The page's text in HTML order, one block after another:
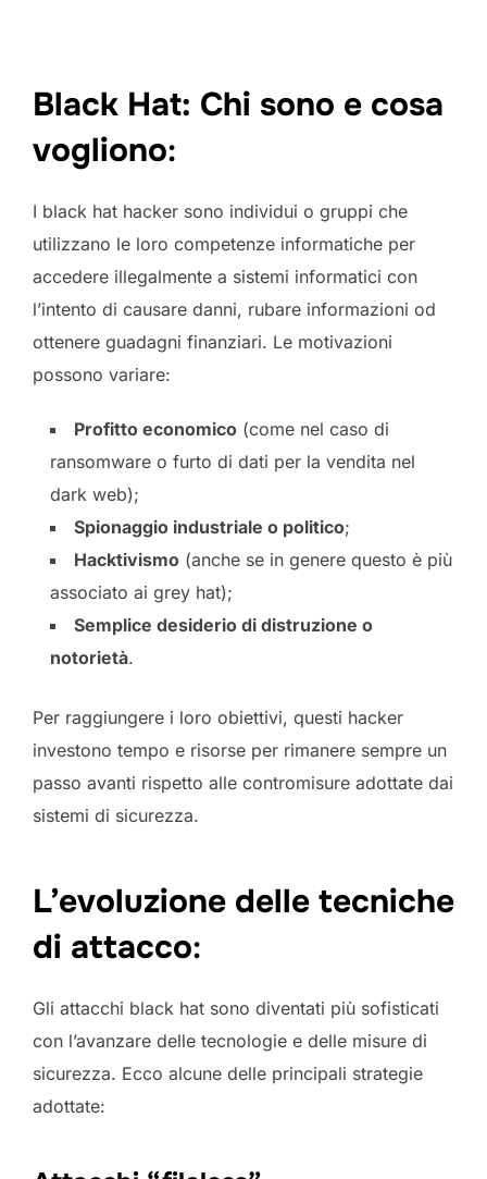
Black Hat: Chi sono e cosa
vogliono:
I black hat hacker sono individui o gruppi che
utilizzano le loro competenze informatiche per
accedere illegalmente a sistemi informatici con
l’intento di causare danni, rubare informazioni od
ottenere guadagni finanziari. Le motivazioni
possono variare:
Profitto economico (come nel caso di
ransomware o furto di dati per la vendita nel
dark web);
Spionaggio industriale o politico;
Hacktivismo (anche se in genere questo è più
associato ai grey hat);
Semplice desiderio di distruzione o
notorietà.
Per raggiungere i loro obiettivi, questi hacker
investono tempo e risorse per rimanere sempre un
passo avanti rispetto alle contromisure adottate dai
sistemi di sicurezza.
L’evoluzione delle tecniche
di attacco:
Gli attacchi black hat sono diventati più sofisticati
con l’avanzare delle tecnologie e delle misure di
sicurezza. Ecco alcune delle principali strategie
adottate: